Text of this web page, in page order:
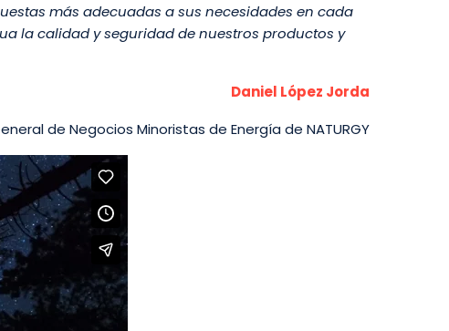
más adecuadas a sus necesidades en cada
la calidad y seguridad de nuestros productos y
Daniel López Jorda
de Negocios Minoristas de Energía de NATURGY